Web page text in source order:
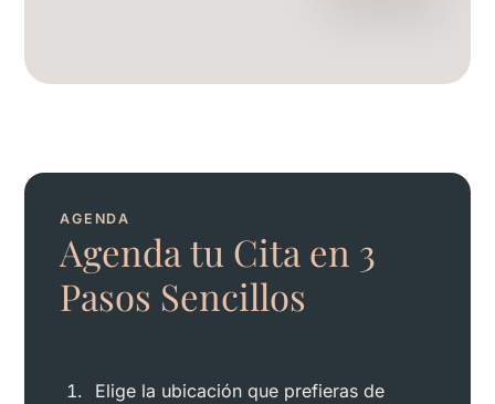
AGENDA
Agenda tu Cita en 3
Pasos Sencillos
Elige la ubicación que prefieras de